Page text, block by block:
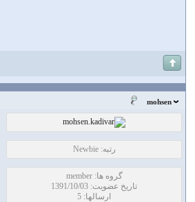
mohsen
رتبه: Newbie
گروه ها: member
تاریخ عضویت: 1391/10/03
ارسالها: 5